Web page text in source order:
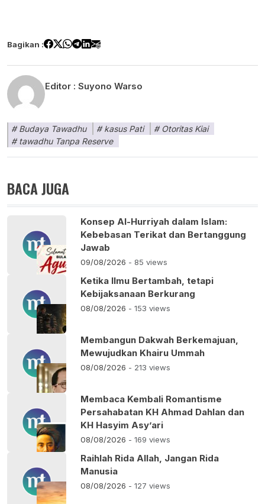
Bagikan :
Editor : Suyono Warso
Budaya Tawadhu kasus Pati
Otoritas Kiai
tawadhu Tanpa Reserve
BACA JUGA
Konsep Al-Hurriyah dalam Islam:
Kebebasan Terikat dan Bertanggung
Jawab
09/08/2026 - 85 views
Ketika Ilmu Bertambah, tetapi
Kebijaksanaan Berkurang
08/08/2026 - 153 views
Membangun Dakwah Berkemajuan,
Mewujudkan Khairu Ummah
08/08/2026 - 213 views
Membaca Kembali Romantisme
Persahabatan KH Ahmad Dahlan dan
KH Hasyim Asy’ari
08/08/2026 - 169 views
Raihlah Rida Allah, Jangan Rida
Manusia
08/08/2026 - 127 views